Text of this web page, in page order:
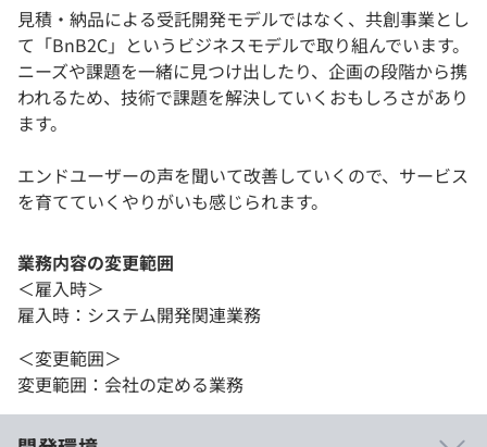
見積・納品による受託開発モデルではなく、共創事業とし
て「BnB2C」というビジネスモデルで取り組んでいます。
ニーズや課題を一緒に見つけ出したり、企画の段階から携
われるため、技術で課題を解決していくおもしろさがあり
ます。
エンドユーザーの声を聞いて改善していくので、サービス
を育てていくやりがいも感じられます。
業務内容の変更範囲
＜雇入時＞
雇入時：システム開発関連業務
＜変更範囲＞
変更範囲：会社の定める業務